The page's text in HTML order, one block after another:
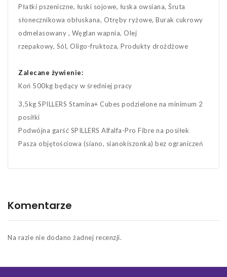
Płatki pszeniczne, łuski sojowe, łuska owsiana, Śruta
słonecznikowa obłuskana, Otręby ryżowe, Burak cukrowy
odmelasowany , Węglan wapnia, Olej
rzepakowy, Sól, Oligo-fruktoza, Produkty drożdżowe
Zalecane żywienie:
Koń 500kg będący w średniej pracy
3,5kg SPILLERS Stamina+ Cubes podzielone na minimum 2
posiłki
Podwójna garść SPILLERS Alfalfa-Pro Fibre na posiłek
Pasza objętościowa (siano, sianokiszonka) bez ograniczeń
Komentarze
Na razie nie dodano żadnej recenzji.